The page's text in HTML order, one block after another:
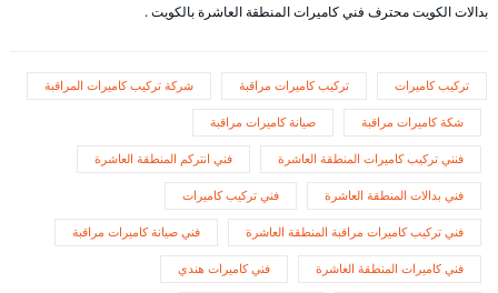
بدالات الكويت محترف فني كاميرات المنطقة العاشرة بالكويت .
تركيب كاميرات تركيب كاميرات مراقبة شركة تركيب كاميرات المراقبة
شكة كاميرات مراقبة صيانة كاميرات مراقبة
فنني تركيب كاميرات المنطقة العاشرة فني انتركم المنطقة العاشرة
فني بدالات المنطقة العاشرة فني تركيب كاميرات
فني تركيب كاميرات مراقبة المنطقة العاشرة فني صيانة كاميرات مراقبة
فني كاميرات المنطقة العاشرة فني كاميرات هندي